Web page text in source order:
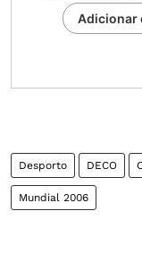
Adicionar
Desporto DECO
Mundial 2006